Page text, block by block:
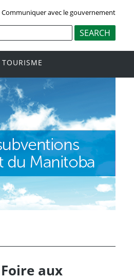
Communiquer avec le gouvernement
TOURISME
aux